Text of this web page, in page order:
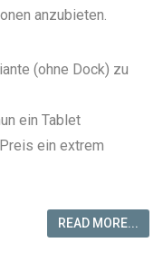
anzubieten.
(ohne Dock) zu
ein Tablet
ein extrem
READ MORE...